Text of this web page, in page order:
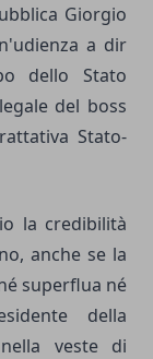
Giorgio
a dir
dello Stato
del boss
Stato-
la credibilità
anche se la
superflua né
della
veste di